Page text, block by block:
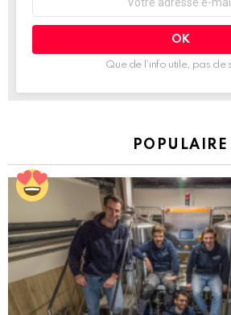
mail
Que de l’info utile, pas de
POPULAIRE